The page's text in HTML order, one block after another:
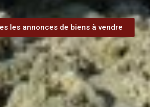
les annonces de biens à vendre